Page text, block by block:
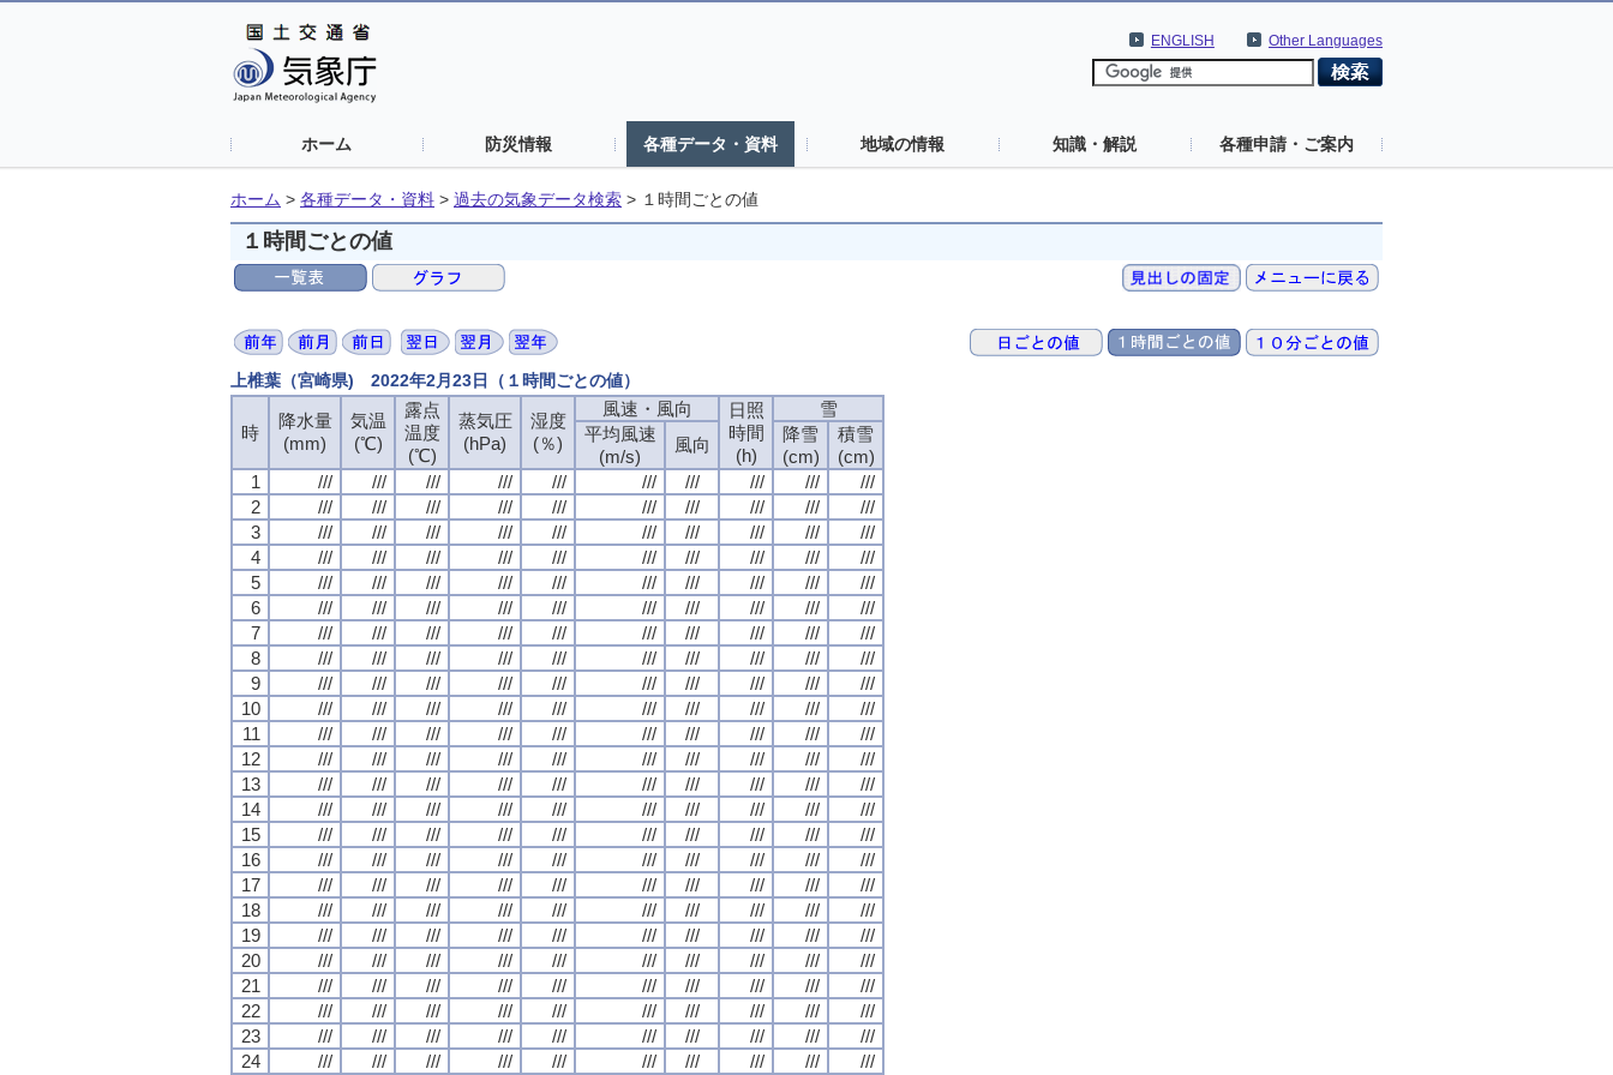
Other Languages
ENGLISH
ホーム 防災情報 各種データ・資料 地域の情報 知識・解説 各種申請・ご案内
ホーム > 各種データ・資料 > 過去の気象データ検索 > １時間ごとの値
１時間ごとの値
上椎葉（宮崎県) 2022年2月23日（１時間ごとの値）
時
降水量
(mm)
気温
(℃)
露点
温度
(℃)
蒸気圧
(hPa)
湿度
(％)
風速・風向
日照
時間
(h)
雪
平均風速
(m/s)
風向
降雪
(cm)
積雪
(cm)
1
/// /// /// /// /// /// /// /// ///
///
2
/// /// /// /// /// /// /// /// ///
///
3
/// /// /// /// /// /// /// /// ///
///
4
/// /// /// /// /// /// /// /// ///
///
5
/// /// /// /// /// /// /// /// ///
///
6
/// /// /// /// /// /// /// /// ///
///
7
/// /// /// /// /// /// /// /// ///
///
8
/// /// /// /// /// /// /// /// ///
///
9
/// /// /// /// /// /// /// /// ///
///
10
/// /// /// /// /// /// /// /// ///
///
11
/// /// /// /// /// /// /// /// ///
///
12
/// /// /// /// /// /// /// /// ///
///
13
/// /// /// /// /// /// /// /// ///
///
14
/// /// /// /// /// /// /// /// ///
///
15
/// /// /// /// /// /// /// /// ///
///
16
/// /// /// /// /// /// /// /// ///
///
17
/// /// /// /// /// /// /// /// ///
///
18
/// /// /// /// /// /// /// /// ///
///
19
/// /// /// /// /// /// /// /// ///
///
20
/// /// /// /// /// /// /// /// ///
///
21
/// /// /// /// /// /// /// /// ///
///
22
/// /// /// /// /// /// /// /// ///
///
23
/// /// /// /// /// /// /// /// ///
///
24
/// /// /// /// /// /// /// /// /// ///